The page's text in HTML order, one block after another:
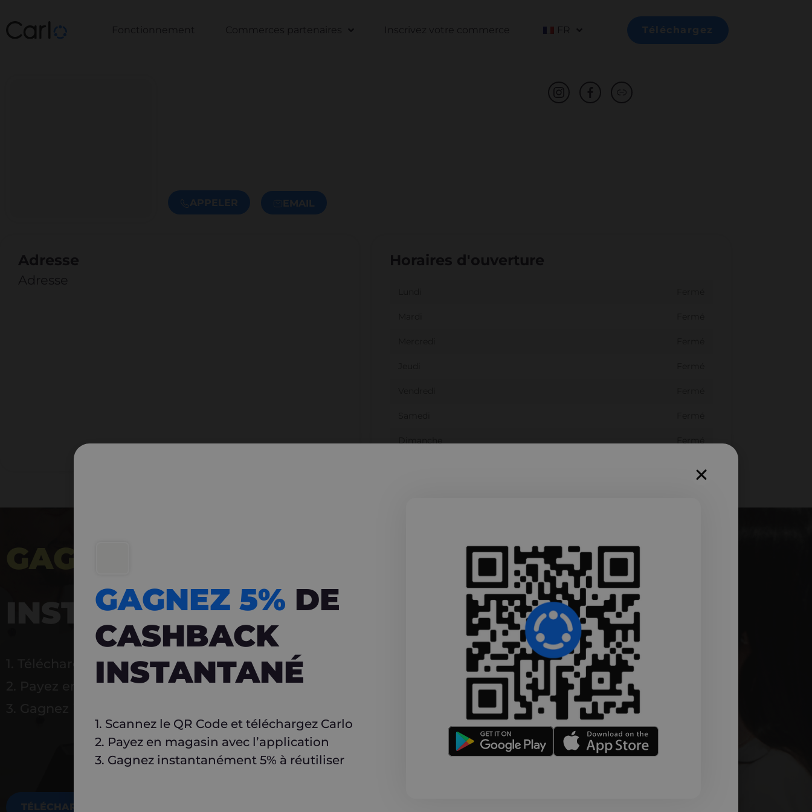
Fonctionnement Commerces partenaires Inscrivez votre commerce FR Téléchargez
APPELER EMAIL
Adresse
Adresse
Horaires d'ouverture
GAGNEZ 5%
INSTANTANÉ
1. Téléchargez Carlo
2. Payez en magasin avec l’application
TÉLÉCHARGEZ MAINTENANT
GAGNEZ 5% DE
CASHBACK
INSTANTANÉ
1. Scannez le QR Code et téléchargez Carlo
2. Payez en magasin avec l’application
3. Gagnez instantanément 5% à réutiliser